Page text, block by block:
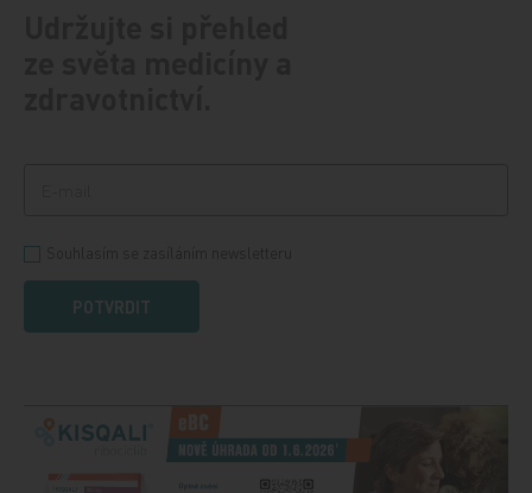
POTVRDIT